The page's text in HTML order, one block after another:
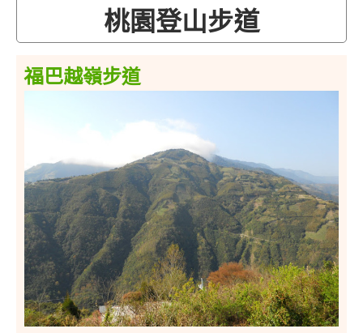
桃園登山步道
福巴越嶺步道